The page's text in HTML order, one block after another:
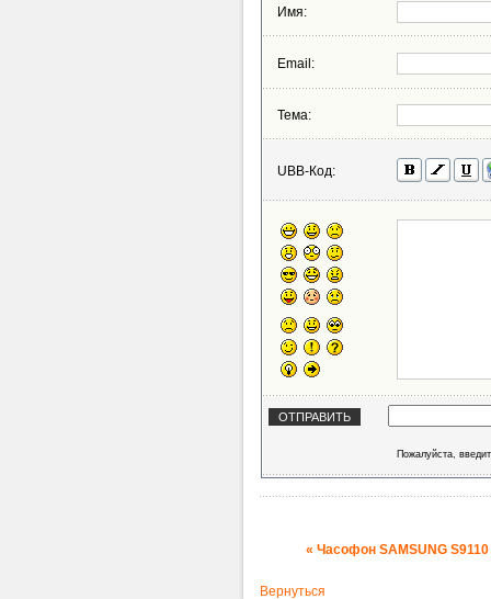
Имя:
Email:
Тема:
UBB-Код:
Пожалуйста,
« Часофон SAMSUNG S9110
Вернуться